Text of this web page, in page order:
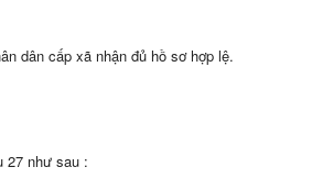
dân cấp xã nhận đủ hồ sơ hợp lệ.
27 như sau :